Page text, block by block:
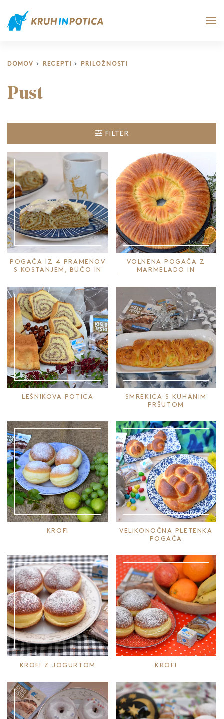
DOMOV RECEPTI PRILOŽNOSTI
Pust
FILTER
POGAČA IZ 4 PRAMENOV
S KOSTANJEM, BUČO IN
PRELIVOM IZ SIRČKA)
VOLNENA POGAČA Z
MARMELADO IN
LEŠNIKOVA POTICA
SMREKICA S KUHANIM
PRŠUTOM
KROFI
VELIKONOČNA PLETENKA
POGAČA
KROFI Z JOGURTOM KROFI